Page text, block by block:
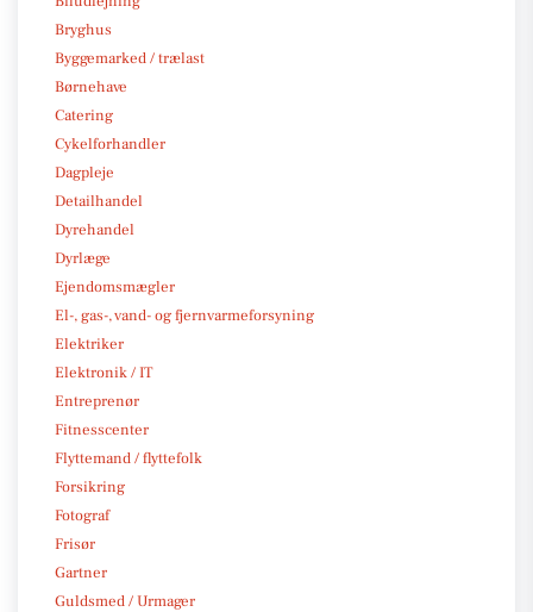
Bryghus
Byggemarked / trælast
Børnehave
Catering
Cykelforhandler
Dagpleje
Detailhandel
Dyrehandel
Dyrlæge
Ejendomsmægler
El-, gas-, vand- og fjernvarmeforsyning
Elektriker
Elektronik / IT
Entreprenør
Fitnesscenter
Flyttemand / flyttefolk
Forsikring
Fotograf
Frisør
Gartner
Guldsmed / Urmager